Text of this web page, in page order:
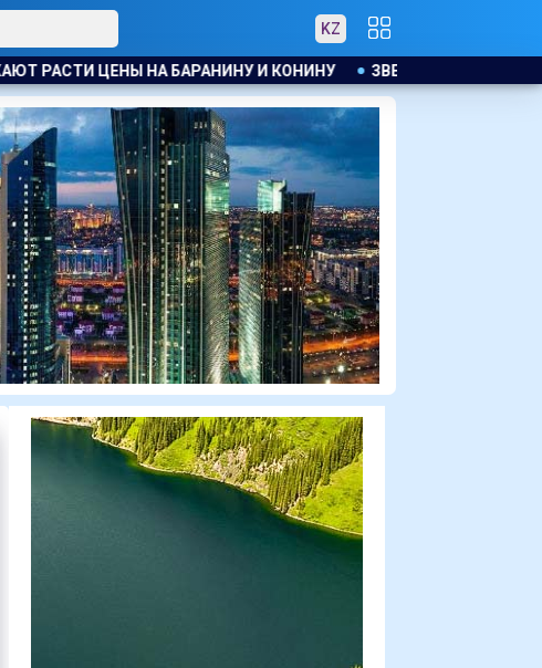
KZ
ЗВЕЗДА МАЙКЛА СНИМЕТСЯ В ТЮРЕМНОМ ТРИЛЛЕРЕ С